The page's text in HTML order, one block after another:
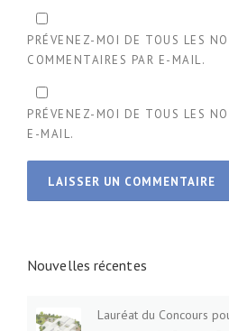
PRÉVENEZ-MOI DE TOUS LES
COMMENTAIRES PAR E-MAIL.
PRÉVENEZ-MOI DE TOUS LES
E-MAIL.
Nouvelles récentes
Lauréat du Concours